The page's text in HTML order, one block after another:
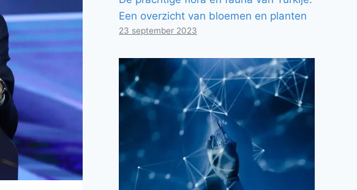
Een overzicht van bloemen en planten
23 september 2023